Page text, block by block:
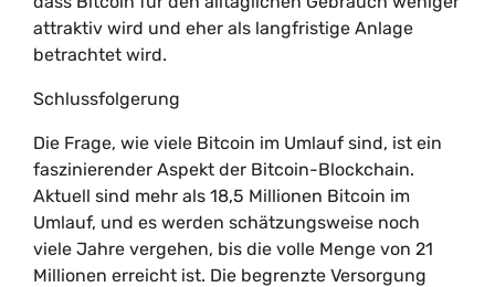
attraktiv wird und eher als langfristige Anlage
betrachtet wird.
Schlussfolgerung
Die Frage, wie viele Bitcoin im Umlauf sind, ist ein
faszinierender Aspekt der Bitcoin-Blockchain.
Aktuell sind mehr als 18,5 Millionen Bitcoin im
Umlauf, und es werden schätzungsweise noch
viele Jahre vergehen, bis die volle Menge von 21
Millionen erreicht ist. Die begrenzte Versorgung